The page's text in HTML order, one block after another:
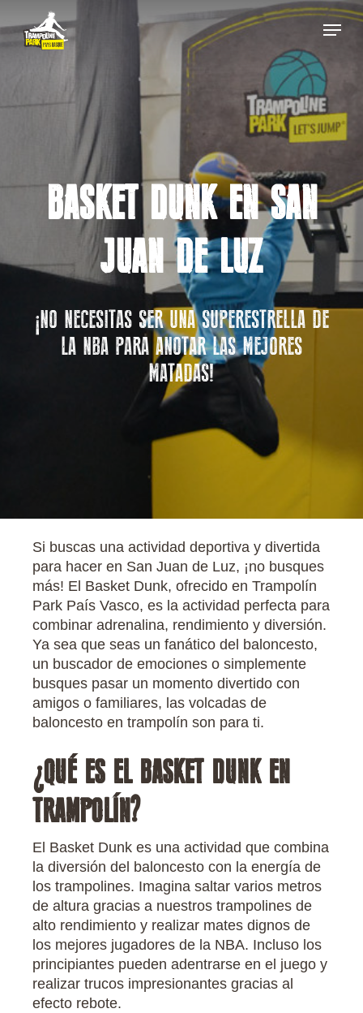
to
main
Menu
BASKET DUNK EN SAN
JUAN DE LUZ
¡NO NECESITAS SER UNA SUPERESTRELLA DE
LA NBA PARA ANOTAR LAS MEJORES
MATADAS!
Si buscas una actividad deportiva y divertida
para hacer en San Juan de Luz, ¡no busques
más! El Basket Dunk, ofrecido en Trampolín
Park País Vasco, es la actividad perfecta para
combinar adrenalina, rendimiento y diversión.
Ya sea que seas un fanático del baloncesto,
un buscador de emociones o simplemente
busques pasar un momento divertido con
amigos o familiares, las volcadas de
baloncesto en trampolín son para ti.
¿QUÉ ES EL BASKET DUNK EN
TRAMPOLÍN?
El Basket Dunk es una actividad que combina
la diversión del baloncesto con la energía de
los trampolines. Imagina saltar varios metros
de altura gracias a nuestros trampolines de
alto rendimiento y realizar mates dignos de
los mejores jugadores de la NBA. Incluso los
principiantes pueden adentrarse en el juego y
realizar trucos impresionantes gracias al
efecto rebote.
Menu